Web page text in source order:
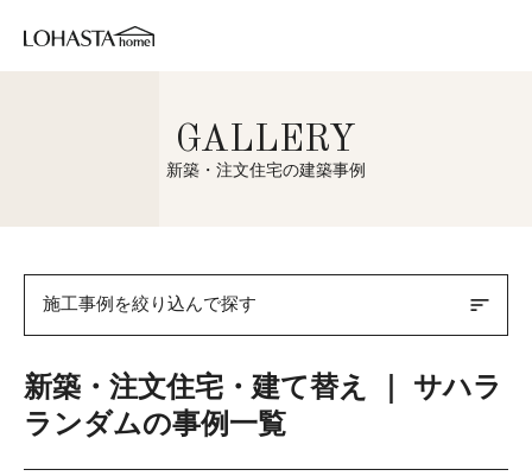
GALLERY
新築・注文住宅の建築事例
sort
施工事例を絞り込んで探す
新築・注文住宅・建て替え ｜ サハラ
ランダムの事例一覧